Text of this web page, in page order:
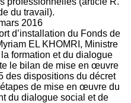
du travail).
2016
d’installation du Fonds de
EL KHOMRI, Ministre
formation et du dialogue
le bilan de mise en œuvre
des dispositions du décret
de mise en œuvre du
du dialogue social et de